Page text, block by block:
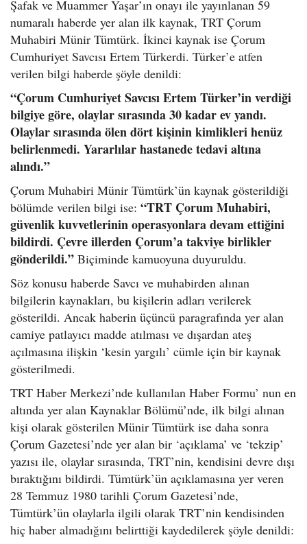
Şafak ve Muammer Yaşar’ın onayı ile yayınlanan 59
numaralı haberde yer alan ilk kaynak, TRT Çorum
Muhabiri Münir Tümtürk. İkinci kaynak ise Çorum
Cumhuriyet Savcısı Ertem Türkerdi. Türker’e atfen
verilen bilgi haberde şöyle denildi:
“Çorum Cumhuriyet Savcısı Ertem Türker’in verdiği
bilgiye göre, olaylar sırasında 30 kadar ev yandı.
Olaylar sırasında ölen dört kişinin kimlikleri henüz
belirlenmedi. Yararlılar hastanede tedavi altına
alındı.”
Çorum Muhabiri Münir Tümtürk’ün kaynak gösterildiği
bölümde verilen bilgi ise: “TRT Çorum Muhabiri,
güvenlik kuvvetlerinin operasyonlara devam ettiğini
bildirdi. Çevre illerden Çorum’a takviye birlikler
gönderildi.” Biçiminde kamuoyuna duyuruldu.
Söz konusu haberde Savcı ve muhabirden alınan
bilgilerin kaynakları, bu kişilerin adları verilerek
gösterildi. Ancak haberin üçüncü paragrafında yer alan
camiye patlayıcı madde atılması ve dışardan ateş
açılmasına ilişkin ‘kesin yargılı’ cümle için bir kaynak
gösterilmedi.
TRT Haber Merkezi’nde kullanılan Haber Formu’ nun en
altında yer alan Kaynaklar Bölümü’nde, ilk bilgi alınan
kişi olarak gösterilen Münir Tümtürk ise daha sonra
Çorum Gazetesi’nde yer alan bir ‘açıklama’ ve ‘tekzip’
yazısı ile, olaylar sırasında, TRT’nin, kendisini devre dışı
bıraktığını bildirdi. Tümtürk’ün açıklamasına yer veren
28 Temmuz 1980 tarihli Çorum Gazetesi’nde,
Tümtürk’ün olaylarla ilgili olarak TRT’nin kendisinden
hiç haber almadığını belirttiği kaydedilerek şöyle denildi: